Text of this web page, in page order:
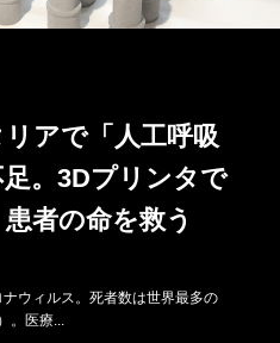
アで「人工呼吸
。3Dプリンタで
者の命を救う
ウィルス。死者数は世界最多の
医療...